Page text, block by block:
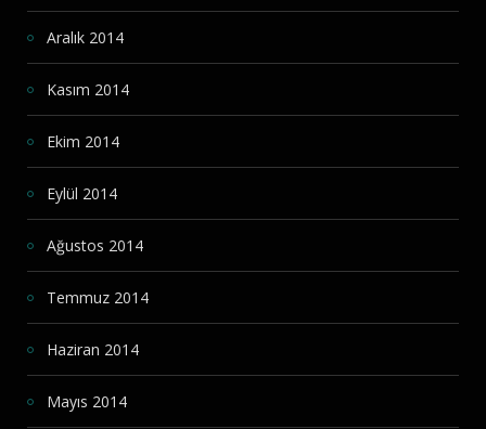
Aralık 2014
Kasım 2014
Ekim 2014
Eylül 2014
Ağustos 2014
Temmuz 2014
Haziran 2014
Mayıs 2014